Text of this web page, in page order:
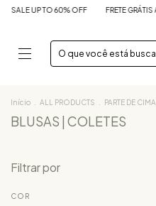
ACIMA R$250 PARA TODO O BRASIL!
Início ALL PRODUCTS PARTE DE CIMA
BLUSAS | COLETES
Filtrar por
COR